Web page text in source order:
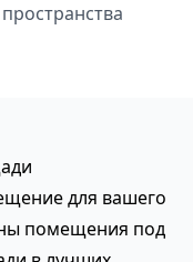
для вашего
помещения под